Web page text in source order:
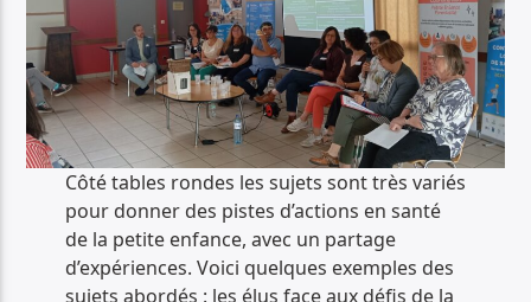
Côté tables rondes les sujets sont très variés
pour donner des pistes d’actions en santé
de la petite enfance, avec un partage
d’expériences. Voici quelques exemples des
sujets abordés : les élus face aux défis de la